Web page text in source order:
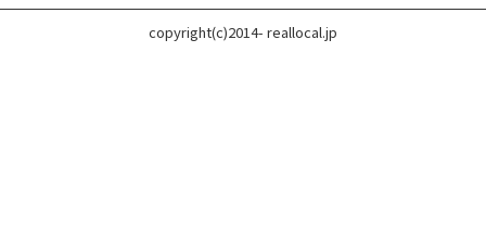
copyright(c)2014- reallocal.jp